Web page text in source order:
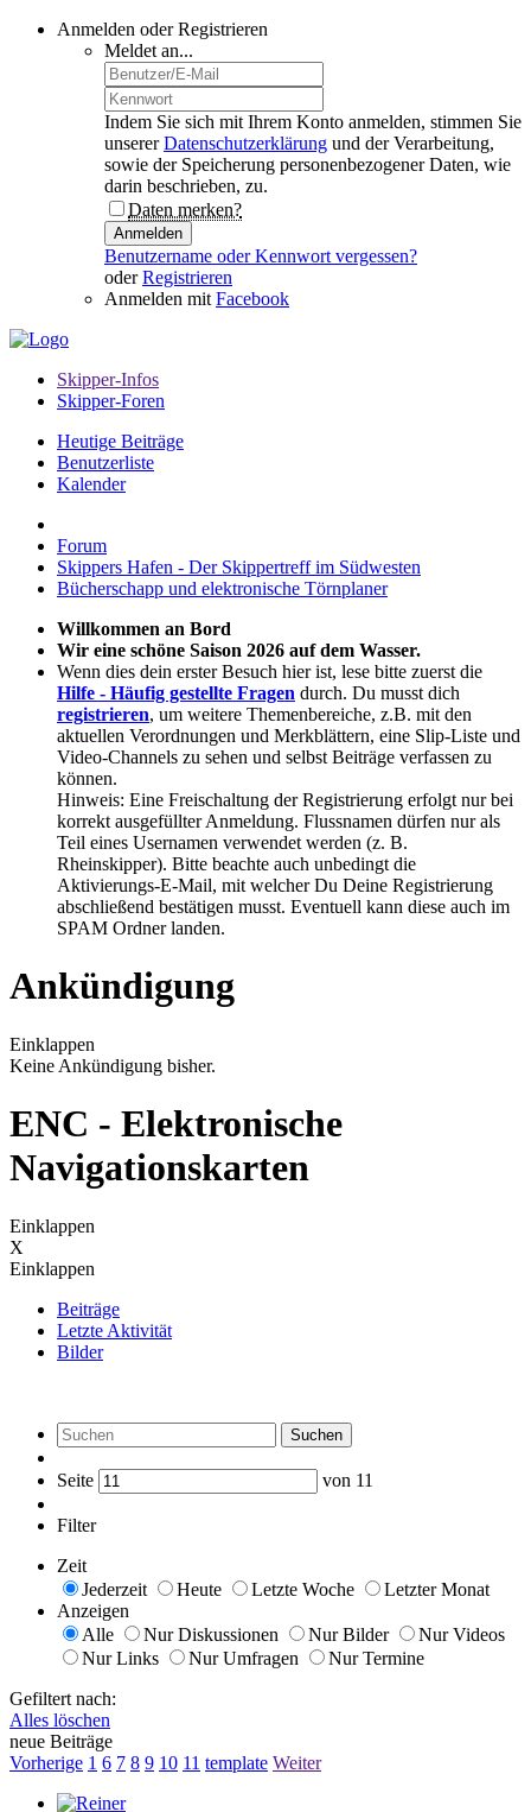
Anmelden oder Registrieren
Meldet an...
Indem Sie sich mit Ihrem Konto anmelden, stimmen Sie
unsererDatenschutzerklärung und der Verarbeitung,
sowie der Speicherung personenbezogener Daten, wie
darin beschrieben, zu.
Daten merken?
Anmelden
Benutzername oder Kennwort vergessen?
oderRegistrieren
Anmelden mit Facebook
Skipper-Infos
Skipper-Foren
Heutige Beiträge
Benutzerliste
Kalender
Forum
Skippers Hafen - Der Skippertreff im Südwesten
Bücherschapp und elektronische Törnplaner
Willkommen an Bord
Wir eine schöne Saison 2026 auf dem Wasser.
Wenn dies dein erster Besuch hier ist, lese bitte zuerst die
Hilfe - Häufig gestellte Fragen durch. Du musst dich
registrieren, um weitere Themenbereiche, z.B. mit den
aktuellen Verordnungen und Merkblättern, eine Slip-Liste und
Video-Channels zu sehen und selbst Beiträge verfassen zu
können.
Hinweis: Eine Freischaltung der Registrierung erfolgt nur bei
korrekt ausgefüllter Anmeldung. Flussnamen dürfen nur als
Teil eines Usernamen verwendet werden (z. B.
Rheinskipper). Bitte beachte auch unbedingt die
Aktivierungs-E-Mail, mit welcher Du Deine Registrierung
abschließend bestätigen musst. Eventuell kann diese auch im
SPAM Ordner landen.
Ankündigung
Einklappen
Keine Ankündigung bisher.
ENC - Elektronische
Navigationskarten
Einklappen
X
Einklappen
Beiträge
Letzte Aktivität
Bilder
Suchen
Seite von 11
Filter
Zeit
Jederzeit
Heute Letzte Woche
Letzter Monat
Anzeigen
Alle
Nur Diskussionen Nur Bilder
Nur Videos
Nur Links
Nur Umfragen
Nur Termine
Gefiltert nach:
Alles löschen
neue Beiträge
Vorherige 1 6 7 8 9 10 11 template Weiter